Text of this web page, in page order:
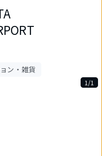
ン・雑貨
1/1